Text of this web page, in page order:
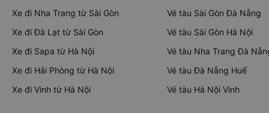
Xe đi Nha Trang từ Sài Gòn
Xe đi Đà Lạt từ Sài Gòn
Xe đi Sapa từ Hà Nội
Xe đi Hải Phòng từ Hà Nội
Xe đi Vinh từ Hà Nội
Vé tàu Sài Gòn Đà Nẵng
Vé tàu Sài Gòn Hà Nội
Vé tàu Nha Trang Đà
Vé tàu Đà Nẵng Huế
Vé tàu Hà Nội Vinh